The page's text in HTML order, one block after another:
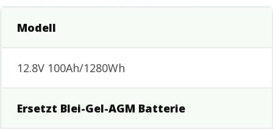
Modell
12.8V 100Ah/1280Wh
Ersetzt Blei-Gel-AGM Batterie